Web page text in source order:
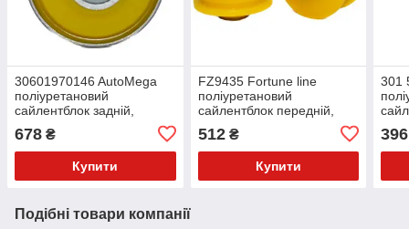
30601970146 AutoMega
поліуретановий
сайлентблок задній,
задньої ресори PolyBush
(аналог) v17
678 ₴
Купити
FZ9435 Fortune line
поліуретановий
сайлентблок передній,
PolyBush (аналог) v17
512₴
Купити
301
v17
396
Подібні товари компанії